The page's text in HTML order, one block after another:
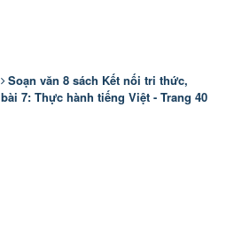
Soạn văn 8 sách Kết nối tri thức,
bài 7: Thực hành tiếng Việt - Trang 40